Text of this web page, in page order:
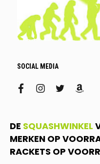
SOCIAL MEDIA
facebookinstagram
twitter
DE SQUASHWINKEL
MERKEN OP
RACKETS OP